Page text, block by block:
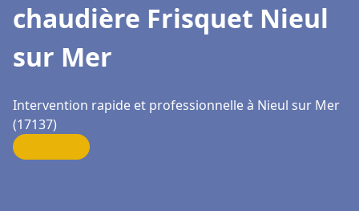
chaudière Frisquet Nieul
sur Mer
Intervention rapide et professionnelle à Nieul sur Mer
(17137)